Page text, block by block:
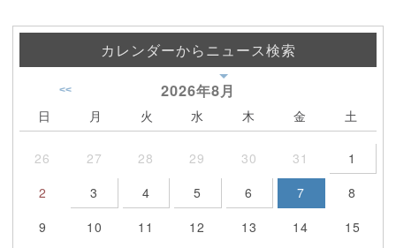
カレンダーからニュース検索
2026年8月
<<
日 月 火 水 木 金 土
26 27 28 29 30 31
1
2
3 4 5 6 7
8
9
10 11 12 13 14
15